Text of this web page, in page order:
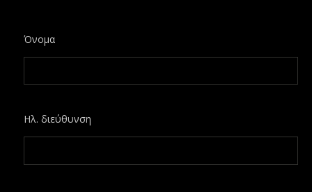
Όνομα
Ηλ. διεύθυνση